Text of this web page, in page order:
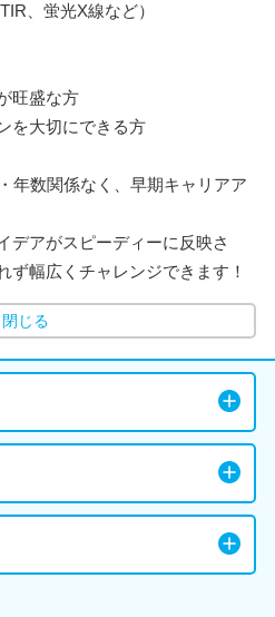
、蛍光X線など）
旺盛な方
を大切にできる方
年数関係なく、早期キャリアア
アがスピーディーに反映さ
ず幅広くチャレンジできます！
閉じる